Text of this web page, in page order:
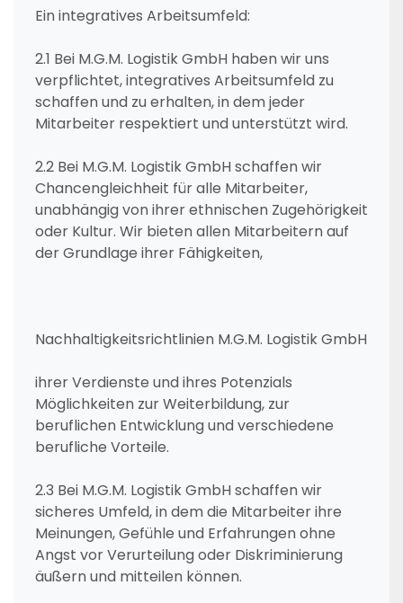
Ein integratives Arbeitsumfeld:
2.1 Bei M.G.M. Logistik GmbH haben wir uns
verpflichtet, integratives Arbeitsumfeld zu
schaffen und zu erhalten, in dem jeder
Mitarbeiter respektiert und unterstützt wird.
2.2 Bei M.G.M. Logistik GmbH schaffen wir
Chancengleichheit für alle Mitarbeiter,
unabhängig von ihrer ethnischen Zugehörigkeit
oder Kultur. Wir bieten allen Mitarbeitern auf
der Grundlage ihrer Fähigkeiten,
Nachhaltigkeitsrichtlinien M.G.M. Logistik GmbH
ihrer Verdienste und ihres Potenzials
Möglichkeiten zur Weiterbildung, zur
beruflichen Entwicklung und verschiedene
berufliche Vorteile.
2.3 Bei M.G.M. Logistik GmbH schaffen wir
sicheres Umfeld, in dem die Mitarbeiter ihre
Meinungen, Gefühle und Erfahrungen ohne
Angst vor Verurteilung oder Diskriminierung
äußern und mitteilen können.